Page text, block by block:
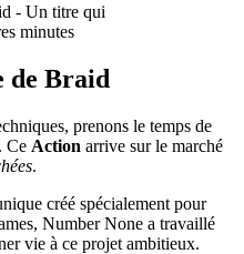
- Un titre qui
minutes
de Braid
prenons le temps de
Ce Action arrive sur le marché
.
créé spécialement pour
Number None a travaillé
vie à ce projet ambitieux.